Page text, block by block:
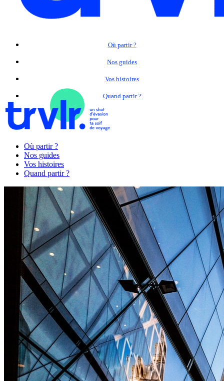
Où partir ?
Nos guides
Vos histoires
Quand partir ?
Où partir ?
Nos guides
Vos histoires
Quand partir ?